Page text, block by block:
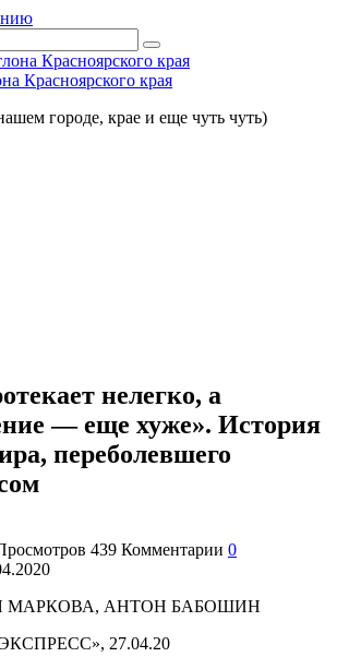
Красноярского края
городе, крае и еще чуть чуть)
нелегко, а
— еще хуже». История
переболевшего
439 Комментарии 0
МАРКОВА, АНТОН БАБОШИН
27.04.20